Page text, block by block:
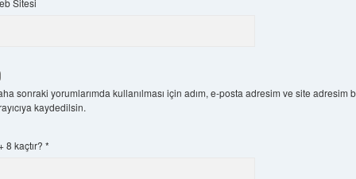
sonraki yorumlarımda kullanılması için adım, e-posta adresim ve site adresim
kaydedilsin.
8 kaçtır?*